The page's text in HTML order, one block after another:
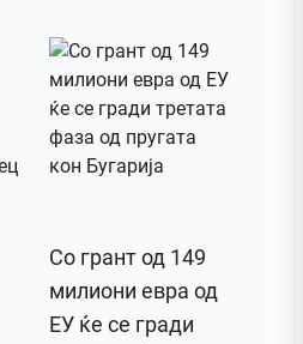
Со грант од 149
милиони евра од
ЕУ ќе се гради